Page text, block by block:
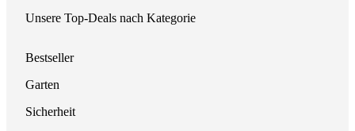
Unsere Top-Deals nach Kategorie
Bestseller
Garten
Sicherheit